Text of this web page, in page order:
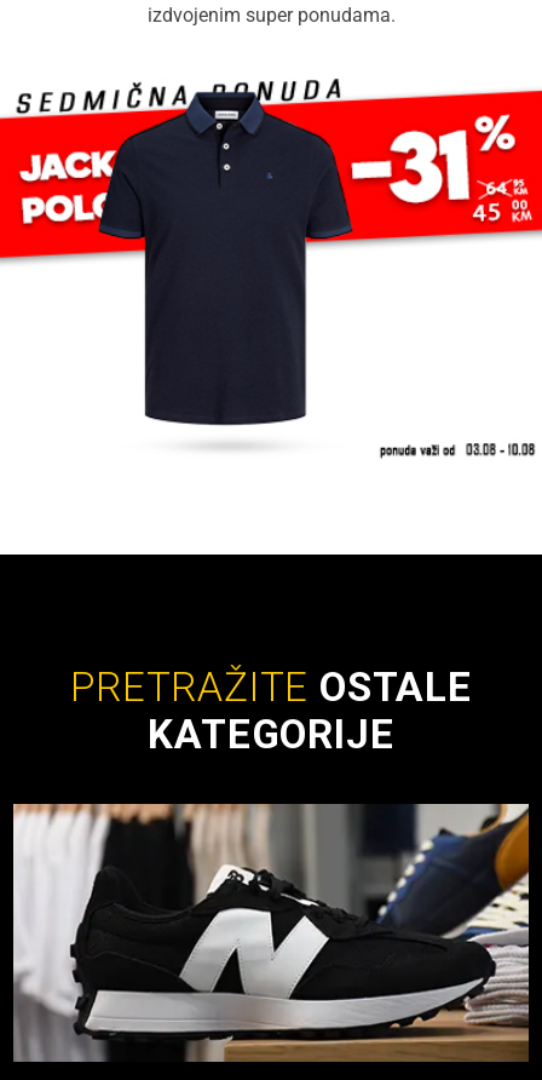
izdvojenim super ponudama.
PRETRAŽITE OSTALE
KATEGORIJE